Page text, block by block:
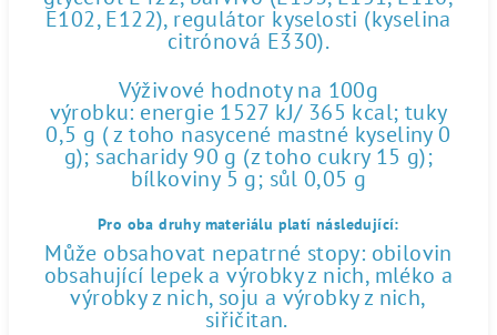
E102, E122), regulátor kyselosti (kyselina
citrónová E330).
Výživové hodnoty na 100g
výrobku: energie 1527 kJ/ 365 kcal; tuky
0,5 g ( z toho nasycené mastné kyseliny 0
g); sacharidy 90 g (z toho cukry 15 g);
bílkoviny 5 g; sůl 0,05 g
Pro oba druhy materiálu platí následující:
Může obsahovat nepatrné stopy: obilovin
obsahující lepek a výrobky z nich, mléko a
výrobky z nich, soju a výrobky z nich,
siřičitan.